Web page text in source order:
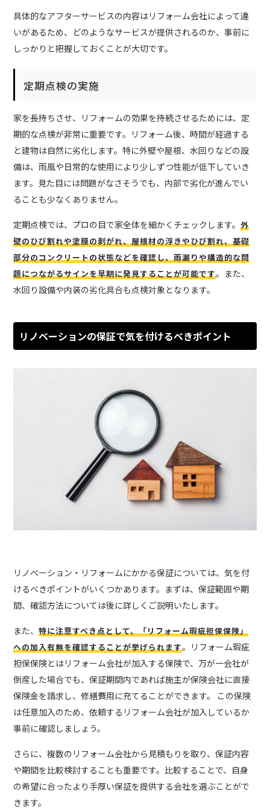
具体的なアフターサービスの内容はリフォーム会社によって違
いがあるため、どのようなサービスが提供されるのか、事前に
しっかりと把握しておくことが大切です。
定期点検の実施
家を長持ちさせ、リフォームの効果を持続させるためには、定
期的な点検が非常に重要です。リフォーム後、時間が経過する
と建物は自然に劣化します。特に外壁や屋根、水回りなどの設
備は、雨風や日常的な使用により少しずつ性能が低下していき
ます。見た目には問題がなさそうでも、内部で劣化が進んでい
ることも少なくありません。
定期点検では、プロの目で家全体を細かくチェックします。外
壁のひび割れや塗膜の剥がれ、屋根材の浮きやひび割れ、基礎
部分のコンクリートの状態などを確認し、雨漏りや構造的な問
題につながるサインを早期に発見することが可能です。また、
水回り設備や内装の劣化具合も点検対象となります。
リノベーションの保証で気を付けるべきポイント
リノベーション・リフォームにかかる保証については、気を付
けるべきポイントがいくつかあります。まずは、保証範囲や期
間、確認方法については後に詳しくご説明いたします。
また、特に注意すべき点として、「リフォーム瑕疵担保保険」
への加入有無を確認することが挙げられます。リフォーム瑕疵
担保保険とはリフォーム会社が加入する保険で、万が一会社が
倒産した場合でも、保証期間内であれば施主が保険会社に直接
保険金を請求し、修繕費用に充てることができます。 この保険
は任意加入のため、依頼するリフォーム会社が加入しているか
事前に確認しましょう。
さらに、複数のリフォーム会社から見積もりを取り、保証内容
や期間を比較検討することも重要です。比較することで、自身
の希望に合ったより手厚い保証を提供する会社を選ぶことがで
きます。